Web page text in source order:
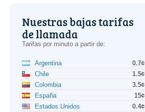
Nuestras bajas tarifas
de llamada
Tarifas por minuto a partir de:
Argentina
0.7¢
Chile
1.5¢
Colombia
3.5¢
España
15¢
Estados Unidos
0.4¢